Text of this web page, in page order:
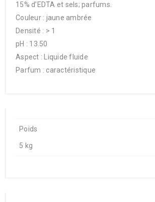
15% d’EDTA et sels; parfums.
Couleur : jaune ambrée
Densité : > 1
pH : 13.50
Aspect : Liquide fluide
Parfum : caractéristique
Poids
5 kg